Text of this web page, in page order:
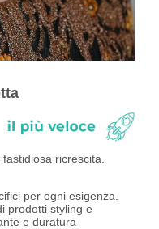
ricrescita.
per ogni esigenza.
prodotti styling e
e duratura